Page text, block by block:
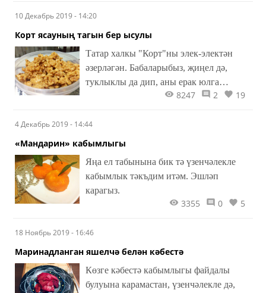
10 Декабрь 2019 - 14:20
Корт ясауның тагын бер ысулы
Татар халкы "Корт"ны элек-электән
әзерләгән. Бабаларыбыз, җиңел дә,
туклыклы да дип, аны ерак юлга
чыкканда алганнар. Ә табын күрке -
алдына китерү авыр. "Корт"ны чәй
янына да куярга була.
8247 2 19
4 Декабрь 2019 - 14:44
«Мандарин» кабымлыгы
Яңа ел табынына бик тә үзенчәлекле
кабымлык тәкъдим итәм. Эшләп
карагыз.
3355 0 5
18 Ноябрь 2019 - 16:46
Маринадланган яшелчә белән кәбестә
Көзге кәбестә кабымлыгы файдалы
булуына карамастан, үзенчәлекле дә,